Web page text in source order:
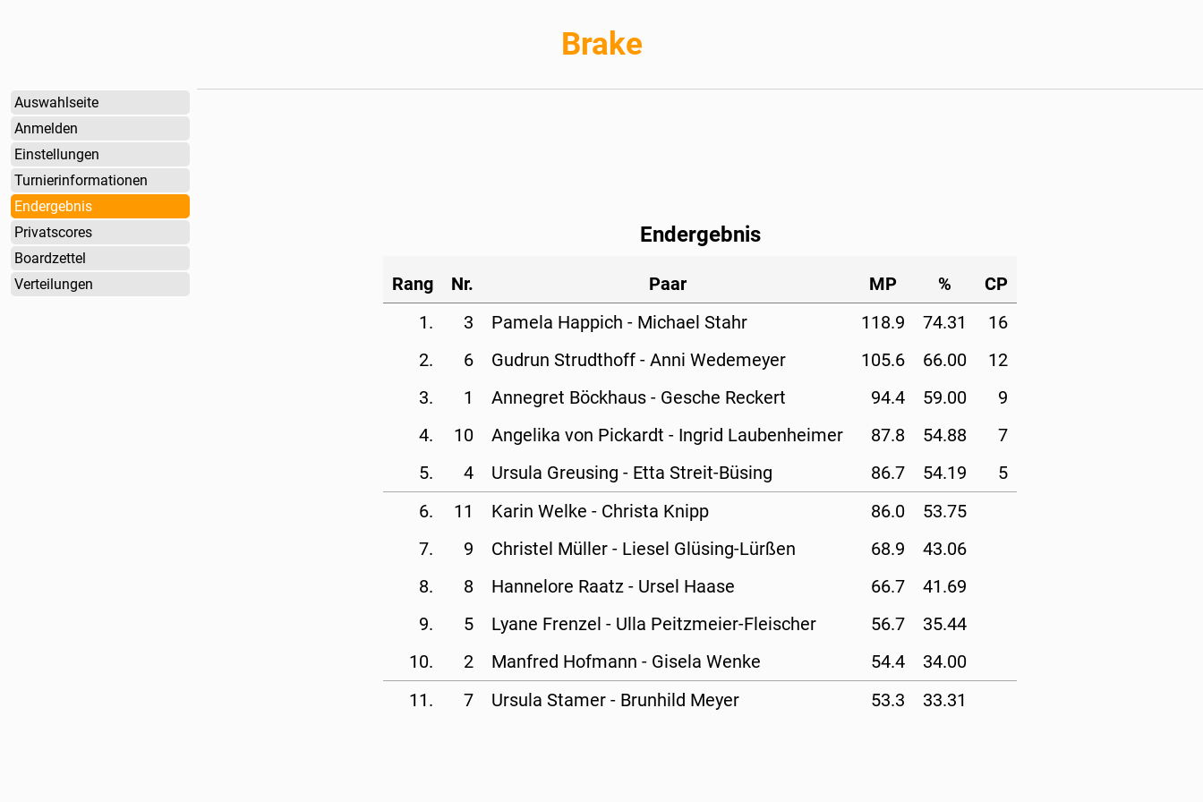
Brake
Auswahlseite
Anmelden
Einstellungen
Turnierinformationen
Endergebnis
Privatscores
Boardzettel
Verteilungen
Endergebnis
Rang Nr. Paar MP %
CP
1.
3 Pamela Happich - Michael Stahr 118.9 74.31
16
2.
6 Gudrun Strudthoff - Anni Wedemeyer 105.6 66.00
12
3.
1 Annegret Böckhaus - Gesche Reckert 94.4 59.00
9
4.
10 Angelika von Pickardt - Ingrid Laubenheimer 87.8 54.88
7
5.
4 Ursula Greusing - Etta Streit-Büsing 86.7 54.19
5
6.
11 Karin Welke - Christa Knipp 86.0
53.75
7.
9 Christel Müller - Liesel Glüsing-Lürßen 68.9
43.06
8.
8 Hannelore Raatz - Ursel Haase 66.7
41.69
9.
5 Lyane Frenzel - Ulla Peitzmeier-Fleischer 56.7
35.44
10.
2 Manfred Hofmann - Gisela Wenke 54.4
34.00
11.
7 Ursula Stamer - Brunhild Meyer 53.3 33.31